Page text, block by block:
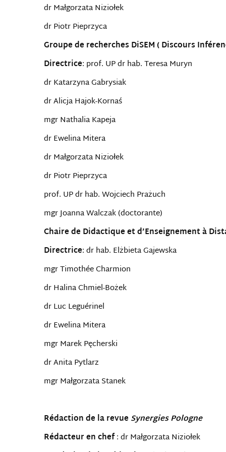
dr Małgorzata Niziołek
dr Piotr Pieprzyca
Groupe de recherches DiSEM ( Discours
Directrice: prof. UP dr hab. Teresa Muryn
dr Katarzyna Gabrysiak
dr Alicja Hajok-Kornaś
mgr Nathalia Kapeja
dr Ewelina Mitera
dr Małgorzata Niziołek
dr Piotr Pieprzyca
prof. UP dr hab. Wojciech Prażuch
mgr Joanna Walczak (doctorante)
Chairede Didactique et d’Enseignement à
Directrice: dr hab. Elżbieta Gajewska
mgr Timothée Charmion
dr Halina Chmiel-Bożek
dr Luc Leguérinel
dr Ewelina Mitera
mgr Marek Pęcherski
dr Anita Pytlarz
mgr Małgorzata Stanek
Rédaction de la revue Synergies Pologne
Rédacteur en chef: dr Małgorzata Niziołek